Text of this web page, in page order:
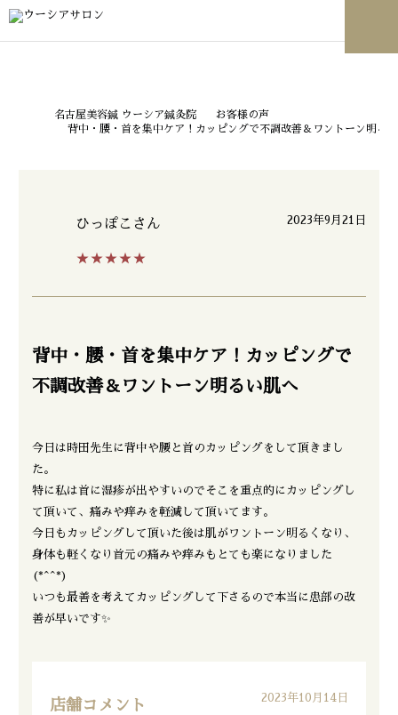
名古屋美容鍼 ウーシア鍼灸院
お客様の声
背中・腰・首を集中ケア！カッピングで不調改善＆ワントーン明る
ひっぽこ さん
★★★★★
2023年9月21日
背中・腰・首を集中ケア！カッピングで
不調改善＆ワントーン明るい肌へ
今日は時田先生に背中や腰と首のカッピングをして頂きまし
た。
特に私は首に湿疹が出やすいのでそこを重点的にカッピングし
て頂いて、痛みや痒みを軽減して頂いてます。
今日もカッピングして頂いた後は肌がワントーン明るくなり、
身体も軽くなり首元の痛みや痒みもとても楽になりました
(*^^*)
いつも最善を考えてカッピングして下さるので本当に患部の改
善が早いです✨
店舗コメント 2023年10月14日